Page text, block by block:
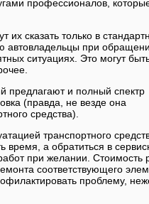
профессионалов,
их сказать только в
автовладельцы при
ситуациях. Это могут
предлагают и полный спектр
(правда, не везде она
средства).
транспортного
время, а обратиться в
при желании. Стоимость
соответствующего
проблему,